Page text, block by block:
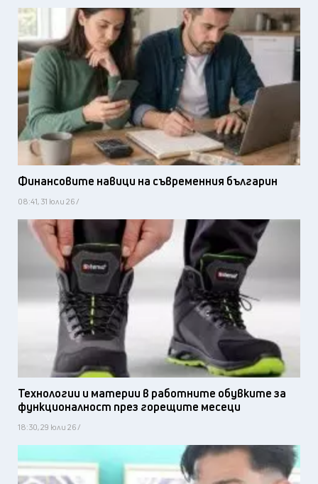
Финансовите навици на съвременния българин
08:41, 31 юли 26 /
Технологии и материи в работните обувките за
функционалност през горещите месеци
18:30, 29 юли 26 /